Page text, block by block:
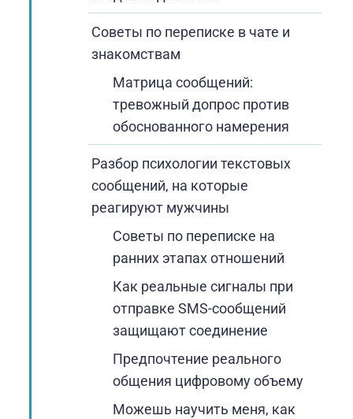
Советы по переписке в чате и
знакомствам
Матрица сообщений:
тревожный допрос против
обоснованного намерения
Разбор психологии текстовых
сообщений, на которые
реагируют мужчины
Советы по переписке на
ранних этапах отношений
Как реальные сигналы при
отправке SMS-сообщений
защищают соединение
Предпочтение реального
общения цифровому объему
Можешь научить меня, как